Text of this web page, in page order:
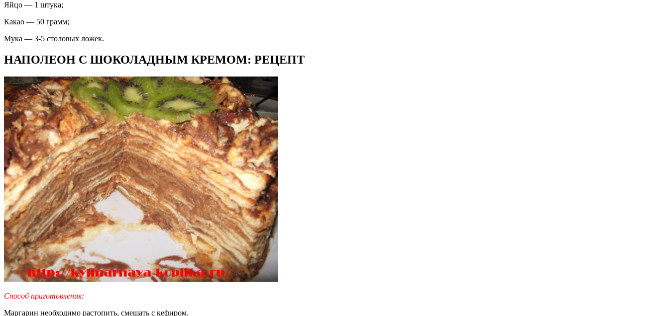
Яйцо — 1 штука;
Какао — 50 грамм;
Мука — 3-5 столовых ложек.
НАПОЛЕОН С ШОКОЛАДНЫМ КРЕМОМ: РЕЦЕПТ
Способ приготовления:
Маргарин необходимо растопить, смешать с кефиром.